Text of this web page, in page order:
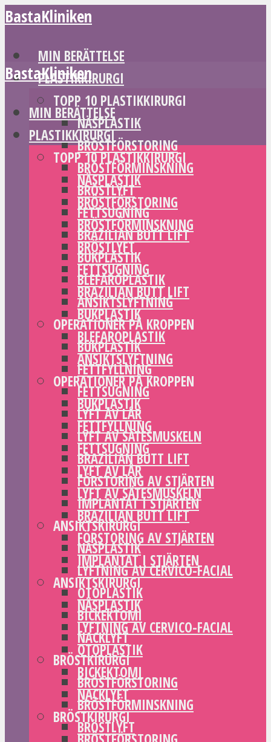
BastaKliniken
MIN BERÄTTELSE
PLASTIKKIRURGI
TOPP 10 PLASTIKKIRURGI
NÄSPLASTIK
BRÖSTFÖRSTORING
BRÖSTFÖRMINSKNING
BRÖSTLYFT
FETTSUGNING
BRAZILIAN BUTT LIFT
BUKPLASTIK
BLEFAROPLASTIK
ANSIKTSLYFTNING
OPERATIONER PÅ KROPPEN
BUKPLASTIK
FETTFYLLNING
FETTSUGNING
LYFT AV LÅR
LYFT AV SÄTESMUSKELN
BRAZILIAN BUTT LIFT
FÖRSTORING AV STJÄRTEN
IMPLANTAT I STJÄRTEN
ANSIKTSKIRURGI
NÄSPLASTIK
LYFTNING AV CERVICO-FACIAL
OTOPLASTIK
BICKEKTOMI
NACKLYFT
BRÖSTKIRURGI
BRÖSTFÖRSTORING
BRÖSTFÖRMINSKNING
BRÖSTLYFT
BastaKliniken
MIN BERÄTTELSE
PLASTIKKIRURGI
TOPP 10 PLASTIKKIRURGI
NÄSPLASTIK
BRÖSTFÖRSTORING
BRÖSTFÖRMINSKNING
BRÖSTLYFT
FETTSUGNING
BRAZILIAN BUTT LIFT
BUKPLASTIK
BLEFAROPLASTIK
ANSIKTSLYFTNING
OPERATIONER PÅ KROPPEN
BUKPLASTIK
FETTFYLLNING
FETTSUGNING
LYFT AV LÅR
LYFT AV SÄTESMUSKELN
BRAZILIAN BUTT LIFT
FÖRSTORING AV STJÄRTEN
IMPLANTAT I STJÄRTEN
ANSIKTSKIRURGI
NÄSPLASTIK
LYFTNING AV CERVICO-FACIAL
OTOPLASTIK
BICKEKTOMI
NACKLYFT
BRÖSTKIRURGI